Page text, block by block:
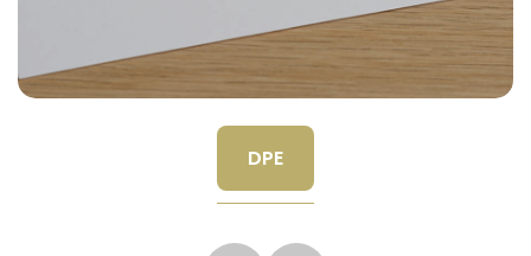
ÉLECTRICITÉ